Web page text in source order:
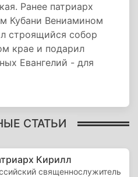
Ранее патриарх
Кубани Вениамином
строящийся собор
крае и подарил
Евангелий - для
СТАТЬИ
Кирилл
священнослужитель